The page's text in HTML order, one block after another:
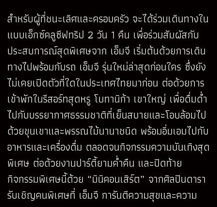
สำหรับผู้ที่ชนะเลิศและครอบครัว จะได้ร่วมเดินทางใน
แบบเอ็กซ์คลูซีฟทริป 2 วัน 1 คืน เพื่อร่วมสัมผัสกับ
ประสบการณ์สุดพิเศษจาก เอ็มจี เริ่มต้นด้วยการเดิน
ทางไปพร้อมกับรถ เอ็มจี รุ่นใหม่ล่าสุดก่อนใคร ซึ่งยัง
ไม่เคยเปิดตัวที่ใดในประเทศไทยมาก่อน ต่อด้วยการ
เข้าพักในรีสอร์ทสุดหรู โบทานิก้า เขาใหญ่ เพื่อดื่มด่ำ
ไปกับบรรยากาศธรรมชาติที่เย็นสบายและโอบล้อมไป
ด้วยขุนเขาและพรรณไม้นานาชนิด พร้อมอิ่มเอมไปกับ
อาหารและเครื่องดื่ม ตลอดจนกิจกรรมความบันเทิงสุด
พิเศษ ต่อด้วยงานปาร์ตี้ยามค่ำคืน และปิดท้าย
กิจกรรมพิเศษนี้ด้วย “มินิคอนเสิร์ต” จากศิลปินดารา
รับเชิญคนพิเศษที่ เอ็มจี การันตีความสุขและความ